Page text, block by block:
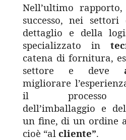
Nell’ultimo
successo, nei
dettaglio e della
specializzato in
catena di fornitura,
settore e deve
migliorare
il processo
dell’imballaggio e
un fine, di un ordine
cioè “al cliente”.